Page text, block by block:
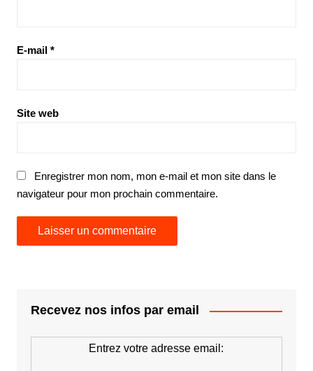
E-mail *
Site web
Enregistrer mon nom, mon e-mail et mon site dans le
navigateur pour mon prochain commentaire.
Recevez nos infos par email
Entrez votre adresse email: